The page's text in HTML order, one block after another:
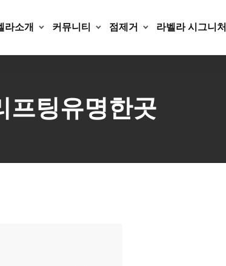
라소개 커뮤니티 점제거 라벨라 시그니처
프팅유명한곳